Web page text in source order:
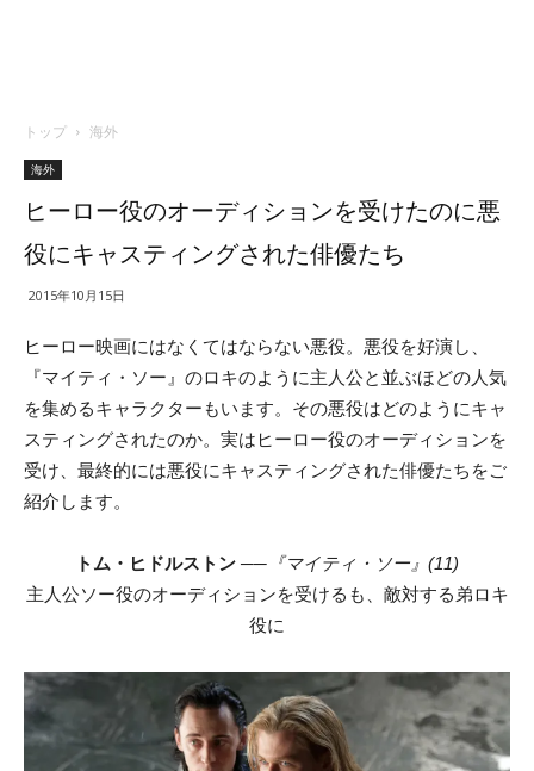
トップ 海外
海外
ヒーロー役のオーディションを受けたのに悪
役にキャスティングされた俳優たち
2015年10月15日
ヒーロー映画にはなくてはならない悪役。悪役を好演し、
『マイティ・ソー』のロキのように主人公と並ぶほどの人気
を集めるキャラクターもいます。その悪役はどのようにキャ
スティングされたのか。実はヒーロー役のオーディションを
受け、最終的には悪役にキャスティングされた俳優たちをご
紹介します。
トム・ヒドルストン ──『マイティ・ソー』(11)
主人公ソー役のオーディションを受けるも、敵対する弟ロキ
役に